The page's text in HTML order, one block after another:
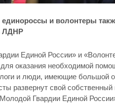
и волонтеры
ЛДНР
Единой России» и
оказания необходимой
и люди, имеющие большой
развернут свой
Гвардии Единой